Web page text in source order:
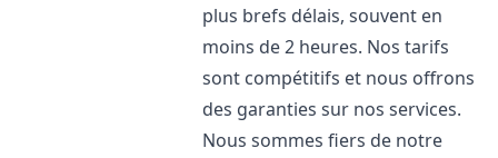
plus brefs délais, souvent en
moins de 2 heures. Nos tarifs
sont compétitifs et nous offrons
des garanties sur nos services.
Nous sommes fiers de notre